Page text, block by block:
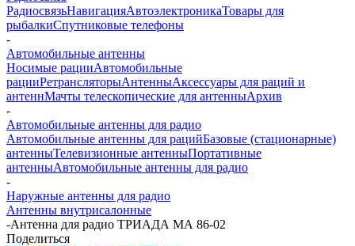
РадиосвязьНавигацияАвтоэлектроникаТовары для
рыбалкиСпутниковые телефоны
-
Автомобильные антенны
Носимые рацииАвтомобильные
рацииРетрансляторыАнтенныАксессуары для раций и
антеннМачты телескопические для антенныАрхив
-
Автомобильные антенны для радио
Автомобильные антенны для рацийБазовые (стационарные)
антенныТелевизионные антенныПортативные
антенныАвтомобильные антенны для радио
-
Наружные антенны для радио
Антенны внутрисалонные
-Антенна для радио ТРИАДА МА 86-02
Поделиться